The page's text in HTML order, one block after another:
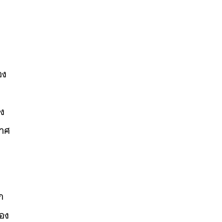
ศ
ง